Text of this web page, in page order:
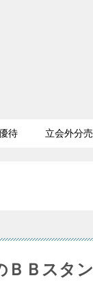
待 立会外分売
ＢＢスタ